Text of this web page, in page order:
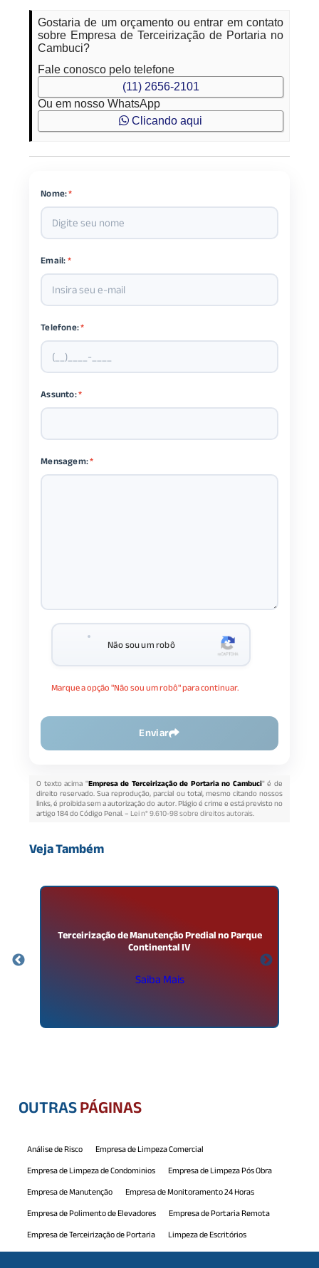
Gostaria de um orçamento ou entrar em contato
sobre Empresa de Terceirização de Portaria no
Cambuci?
Fale conosco pelo telefone
(11) 2656-2101
Ou em nosso WhatsApp
Clicando aqui
Nome:*
Email:*
Telefone:*
Assunto:*
Mensagem:*
Não sou um robô
Marque a opção "Não sou um robô" para continuar.
Enviar
O texto acima "Empresa de Terceirização de Portaria no Cambuci" é de
direito reservado. Sua reprodução, parcial ou total, mesmo citando nossos
links, é proibida sem a autorização do autor. Plágio é crime e está previsto no
artigo 184 do Código Penal. –Lei n° 9.610-98 sobre direitos autorais.
Veja Também
Terceirização de Manutenção Predial no Parque
Continental IV
Saiba Mais
OUTRASPÁGINAS
Análise de Risco
Empresa de Limpeza Comercial
Empresa de Limpeza de Condominios
Empresa de Limpeza Pós Obra
Empresa de Manutenção
Empresa de Monitoramento 24 Horas
Empresa de Polimento de Elevadores
Empresa de Portaria Remota
Empresa de Terceirização de Portaria
Limpeza de Escritórios
Limpeza de Piscina
Manutenção Comercial
Manutenção Predial